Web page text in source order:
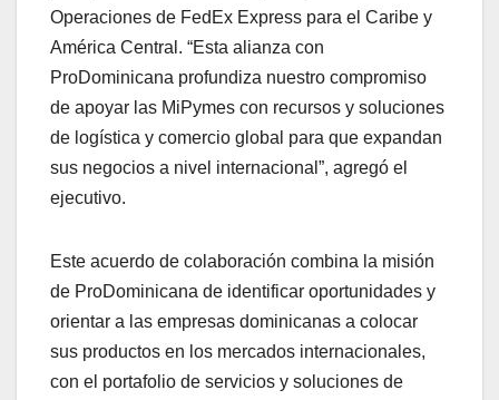
Operaciones de FedEx Express para el Caribe y
América Central. “Esta alianza con
ProDominicana profundiza nuestro compromiso
de apoyar las MiPymes con recursos y soluciones
de logística y comercio global para que expandan
sus negocios a nivel internacional”, agregó el
ejecutivo.
Este acuerdo de colaboración combina la misión
de ProDominicana de identificar oportunidades y
orientar a las empresas dominicanas a colocar
sus productos en los mercados internacionales,
con el portafolio de servicios y soluciones de